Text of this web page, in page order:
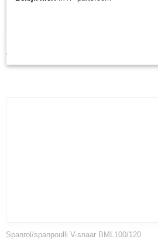
Y-klepel Morgnieux BML/BMF
€ 4,96
Spanrol/spanpoulli V-snaar BML100/120